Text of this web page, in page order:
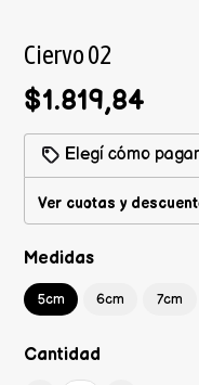
Ciervo 02
$1.819,84
Elegí cómo
Ver cuotas y
Medidas
5cm 6cm 7cm
Cantidad